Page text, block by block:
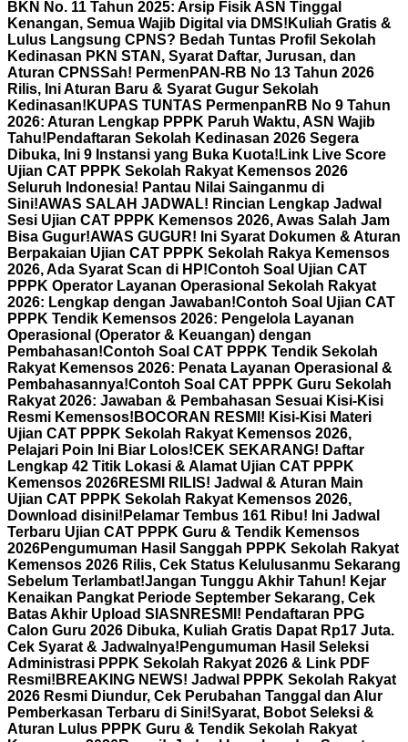
BKN No. 11 Tahun 2025: Arsip Fisik ASN Tinggal
Kenangan, Semua Wajib Digital via DMS! Kuliah Gratis &
Lulus Langsung CPNS? Bedah Tuntas Profil Sekolah
Kedinasan PKN STAN, Syarat Daftar, Jurusan, dan
Aturan CPNSSah! PermenPAN-RB No 13 Tahun 2026
Rilis, Ini Aturan Baru & Syarat Gugur Sekolah
Kedinasan! KUPAS TUNTAS PermenpanRB No 9 Tahun
2026: Aturan Lengkap PPPK Paruh Waktu, ASN Wajib
Tahu! Pendaftaran Sekolah Kedinasan 2026 Segera
Dibuka, Ini 9 Instansi yang Buka Kuota! Link Live Score
Ujian CAT PPPK Sekolah Rakyat Kemensos 2026
Seluruh Indonesia! Pantau Nilai Sainganmu di
Sini!AWAS SALAH JADWAL! Rincian Lengkap Jadwal
Sesi Ujian CAT PPPK Kemensos 2026, Awas Salah Jam
Bisa Gugur!AWAS GUGUR! Ini Syarat Dokumen & Aturan
Berpakaian Ujian CAT PPPK Sekolah Rakya Kemensos
2026, Ada Syarat Scan di HP!Contoh Soal Ujian CAT
PPPK Operator Layanan Operasional Sekolah Rakyat
2026: Lengkap dengan Jawaban!Contoh Soal Ujian CAT
PPPK Tendik Kemensos 2026: Pengelola Layanan
Operasional (Operator & Keuangan) dengan
Pembahasan!Contoh Soal CAT PPPK Tendik Sekolah
Rakyat Kemensos 2026: Penata Layanan Operasional &
Pembahasannya!Contoh Soal CAT PPPK Guru Sekolah
Rakyat 2026: Jawaban & Pembahasan Sesuai Kisi-Kisi
Resmi Kemensos! BOCORAN RESMI! Kisi-Kisi Materi
Ujian CAT PPPK Sekolah Rakyat Kemensos 2026,
Pelajari Poin Ini Biar Lolos!CEK SEKARANG! Daftar
Lengkap 42 Titik Lokasi & Alamat Ujian CAT PPPK
Kemensos 2026RESMI RILIS! Jadwal & Aturan Main
Ujian CAT PPPK Sekolah Rakyat Kemensos 2026,
Download disini! Pelamar Tembus 161 Ribu! Ini Jadwal
Terbaru Ujian CAT PPPK Guru & Tendik Kemensos
2026Pengumuman Hasil Sanggah PPPK Sekolah Rakyat
Kemensos 2026 Rilis, Cek Status Kelulusanmu Sekarang
Sebelum Terlambat!Jangan Tunggu Akhir Tahun! Kejar
Kenaikan Pangkat Periode September Sekarang, Cek
Batas Akhir Upload SIASN RESMI! Pendaftaran PPG
Calon Guru 2026 Dibuka, Kuliah Gratis Dapat Rp17 Juta.
Cek Syarat & Jadwalnya! Pengumuman Hasil Seleksi
Administrasi PPPK Sekolah Rakyat 2026 & Link PDF
Resmi! BREAKING NEWS! Jadwal PPPK Sekolah Rakyat
2026 Resmi Diundur, Cek Perubahan Tanggal dan Alur
Pemberkasan Terbaru di Sini!Syarat, Bobot Seleksi &
Aturan Lulus PPPK Guru & Tendik Sekolah Rakyat